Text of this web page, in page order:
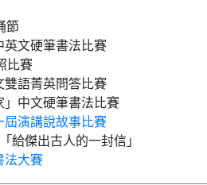
節
英文硬筆書法比賽
比賽
雙語菁英問答比賽
」中文硬筆書法比賽
屆演講說故事比賽
給傑出古人的一封信」
法大賽